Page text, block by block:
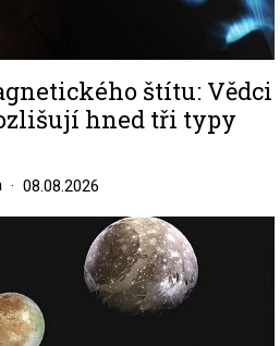
štítu: Vědci
hned tři typy
08.08.2026